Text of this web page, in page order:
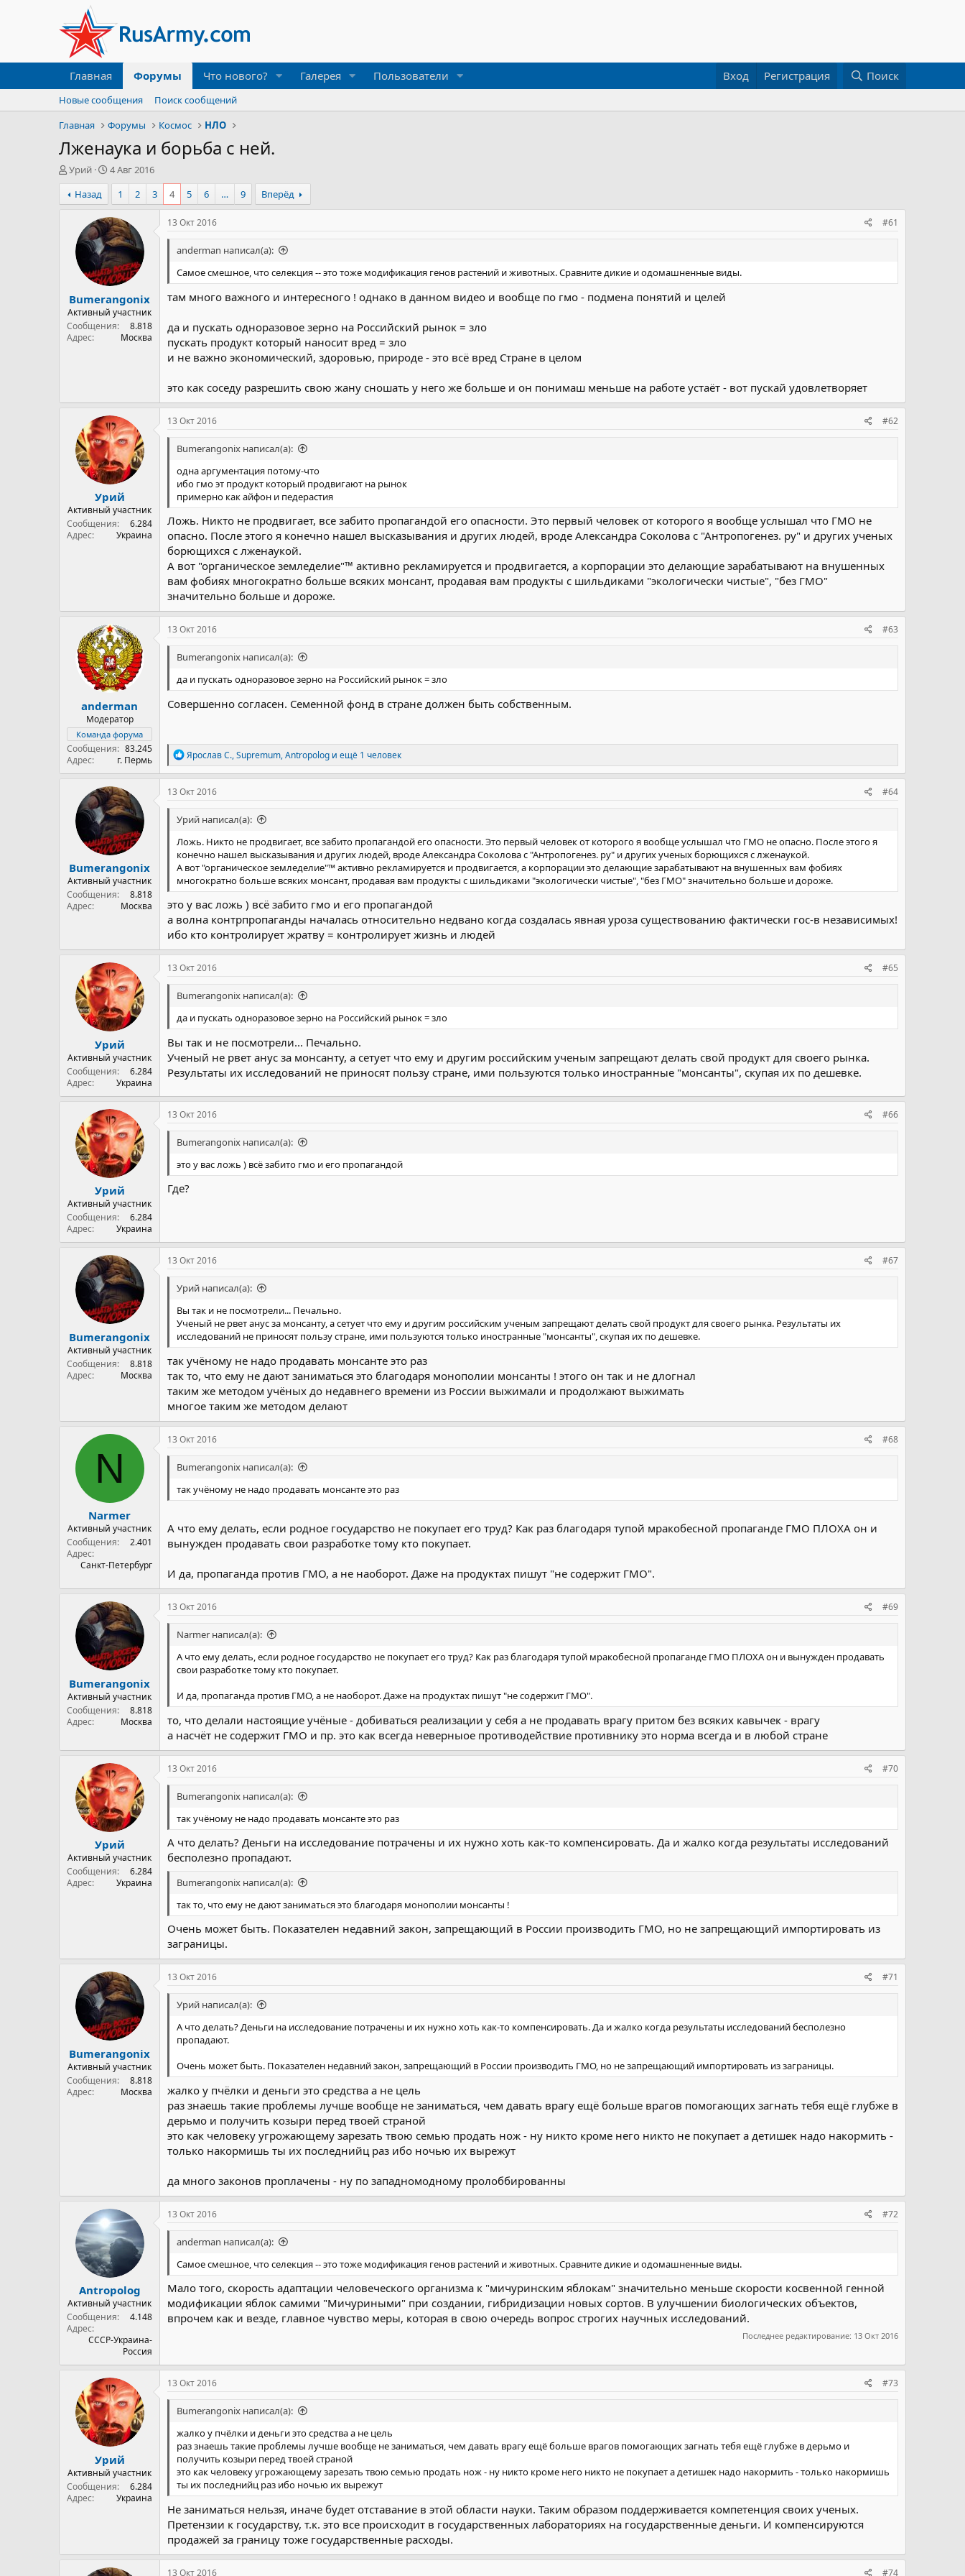
Главная Форумы Что нового? Галерея Пользователи Вход Регистрация Поиск
Новые сообщения
Поиск сообщений
Главная
Форумы Космос НЛО
Лженаука и борьба с ней.
А
в
т
о
Урий
Д
а
а
н
а
ч
а
л
а
4 Авг 2016
Назад
1 2 3 4 5 6 … 9 Вперёд
Bumerangonix
Активный участник
Сообщения
8.818
Адрес
Москва
13 Окт 2016 #61
anderman написал(а):
Самое смешное, что селекция -- это тоже модификация генов растений и животных. Сравните дикие и одомашненные виды.
там много важного и интересного ! однако в данном видео и вообще по гмо - подмена понятий и целей
да и пускать одноразовое зерно на Российский рынок = зло
пускать продукт который наносит вред = зло
и не важно экономический, здоровью, природе - это всё вред Стране в целом
это как соседу разрешить свою жану сношать у него же больше и он понимаш меньше на работе устаёт - вот пускай удовлетворяет
Урий
Активный участник
Сообщения
6.284
Адрес
Украина
13 Окт 2016 #62
Bumerangonix написал(а):
одна аргументация потому-что
ибо гмо эт продукт который продвигают на рынок
примерно как айфон и педерастия
Ложь. Никто не продвигает, все забито пропагандой его опасности. Это первый человек от которого я вообще услышал что ГМО не
опасно. После этого я конечно нашел высказывания и других людей, вроде Александра Соколова с "Антропогенез. ру" и других ученых
борющихся с лженаукой.
А вот "органическое земледелие"™ активно рекламируется и продвигается, а корпорации это делающие зарабатывают на внушенных
вам фобиях многократно больше всяких монсант, продавая вам продукты с шильдиками "экологически чистые", "без ГМО"
значительно больше и дороже.
anderman
Модератор
Команда форума
Сообщения
83.245
Адрес
г. Пермь
13 Окт 2016 #63
Bumerangonix написал(а):
да и пускать одноразовое зерно на Российский рынок = зло
Совершенно согласен. Семенной фонд в стране должен быть собственным.
Р
е
а
к
и
Ярослав С.,Supremum,Antropolog и ещё 1 человек
Bumerangonix
Активный участник
Сообщения
8.818
Адрес
Москва
13 Окт 2016 #64
Урий написал(а):
Ложь. Никто не продвигает, все забито пропагандой его опасности. Это первый человек от которого я вообще услышал что ГМО не опасно. После этого я
конечно нашел высказывания и других людей, вроде Александра Соколова с "Антропогенез. ру" и других ученых борющихся с лженаукой.
А вот "органическое земледелие"™ активно рекламируется и продвигается, а корпорации это делающие зарабатывают на внушенных вам фобиях
многократно больше всяких монсант, продавая вам продукты с шильдиками "экологически чистые", "без ГМО" значительно больше и дороже.
это у вас ложь ) всё забито гмо и его пропагандой
а волна контрпропаганды началась относительно недвано когда создалась явная уроза существованию фактически гос-в независимых!
ибо кто контролирует жратву = контролирует жизнь и людей
Урий
Активный участник
Сообщения
6.284
Адрес
Украина
13 Окт 2016 #65
Bumerangonix написал(а):
да и пускать одноразовое зерно на Российский рынок = зло
Вы так и не посмотрели... Печально.
Ученый не рвет анус за монсанту, а сетует что ему и другим российским ученым запрещают делать свой продукт для своего рынка.
Результаты их исследований не приносят пользу стране, ими пользуются только иностранные "монсанты", скупая их по дешевке.
Урий
Активный участник
Сообщения
6.284
Адрес
Украина
13 Окт 2016 #66
Bumerangonix написал(а):
это у вас ложь ) всё забито гмо и его пропагандой
Где?
Bumerangonix
Активный участник
Сообщения
8.818
Адрес
Москва
13 Окт 2016 #67
Урий написал(а):
Вы так и не посмотрели... Печально.
Ученый не рвет анус за монсанту, а сетует что ему и другим российским ученым запрещают делать свой продукт для своего рынка. Результаты их
исследований не приносят пользу стране, ими пользуются только иностранные "монсанты", скупая их по дешевке.
так учёному не надо продавать монсанте это раз
так то, что ему не дают заниматься это благодаря монополии монсанты ! этого он так и не длогнал
таким же методом учёных до недавнего времени из России выжимали и продолжают выжимать
многое таким же методом делают
N
Narmer
Активный участник
Сообщения
2.401
Адрес
Санкт-Петербург
13 Окт 2016 #68
Bumerangonix написал(а):
так учёному не надо продавать монсанте это раз
А что ему делать, если родное государство не покупает его труд? Как раз благодаря тупой мракобесной пропаганде ГМО ПЛОХА он и
вынужден продавать свои разработке тому кто покупает.
И да, пропаганда против ГМО, а не наоборот. Даже на продуктах пишут "не содержит ГМО".
Bumerangonix
Активный участник
Сообщения
8.818
Адрес
Москва
13 Окт 2016 #69
Narmer написал(а):
А что ему делать, если родное государство не покупает его труд? Как раз благодаря тупой мракобесной пропаганде ГМО ПЛОХА он и вынужден продавать
свои разработке тому кто покупает.
И да, пропаганда против ГМО, а не наоборот. Даже на продуктах пишут "не содержит ГМО".
то, что делали настоящие учёные - добиваться реализации у себя а не продавать врагу притом без всяких кавычек - врагу
а насчёт не содержит ГМО и пр. это как всегда неверныое противодействие противнику это норма всегда и в любой стране
Урий
Активный участник
Сообщения
6.284
Адрес
Украина
13 Окт 2016 #70
Bumerangonix написал(а):
так учёному не надо продавать монсанте это раз
А что делать? Деньги на исследование потрачены и их нужно хоть как-то компенсировать. Да и жалко когда результаты исследований
бесполезно пропадают.
Bumerangonix написал(а):
так то, что ему не дают заниматься это благодаря монополии монсанты !
Очень может быть. Показателен недавний закон, запрещающий в России производить ГМО, но не запрещающий импортировать из
заграницы.
Bumerangonix
Активный участник
Сообщения
8.818
Адрес
Москва
13 Окт 2016 #71
Урий написал(а):
А что делать? Деньги на исследование потрачены и их нужно хоть как-то компенсировать. Да и жалко когда результаты исследований бесполезно
пропадают.
Очень может быть. Показателен недавний закон, запрещающий в России производить ГМО, но не запрещающий импортировать из заграницы.
жалко у пчёлки и деньги это средства а не цель
раз знаешь такие проблемы лучше вообще не заниматься, чем давать врагу ещё больше врагов помогающих загнать тебя ещё глубже в
дерьмо и получить козыри перед твоей страной
это как человеку угрожающему зарезать твою семью продать нож - ну никто кроме него никто не покупает а детишек надо накормить -
только накормишь ты их последнийц раз ибо ночью их вырежут
да много законов проплачены - ну по западномодному пролоббированны
Antropolog
Активный участник
Сообщения
4.148
Адрес
СССР-Украина-
Россия
13 Окт 2016 #72
anderman написал(а):
Самое смешное, что селекция -- это тоже модификация генов растений и животных. Сравните дикие и одомашненные виды.
Мало того, скорость адаптации человеческого организма к "мичуринским яблокам" значительно меньше скорости косвенной генной
модификации яблок самими "Мичуриными" при создании, гибридизации новых сортов. В улучшении биологических объектов,
впрочем как и везде, главное чувство меры, которая в свою очередь вопрос строгих научных исследований.
Последнее редактирование: 13 Окт 2016
Урий
Активный участник
Сообщения
6.284
Адрес
Украина
13 Окт 2016 #73
Bumerangonix написал(а):
жалко у пчёлки и деньги это средства а не цель
раз знаешь такие проблемы лучше вообще не заниматься, чем давать врагу ещё больше врагов помогающих загнать тебя ещё глубже в дерьмо и
получить козыри перед твоей страной
это как человеку угрожающему зарезать твою семью продать нож - ну никто кроме него никто не покупает а детишек надо накормить - только накормишь
ты их последнийц раз ибо ночью их вырежут
Не заниматься нельзя, иначе будет отставание в этой области науки. Таким образом поддерживается компетенция своих ученых.
Претензии к государству, т.к. это все происходит в государственных лабораториях на государственные деньги. И компенсируются
продажей за границу тоже государственные расходы.
13 Окт 2016 #74